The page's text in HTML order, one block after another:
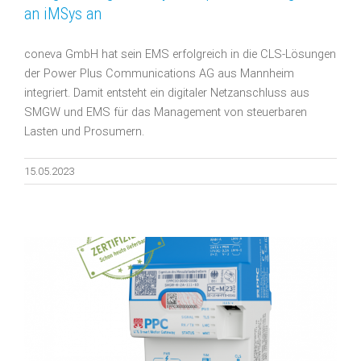
an iMSys an
coneva GmbH hat sein EMS erfolgreich in die CLS-Lösungen
der Power Plus Communications AG aus Mannheim
integriert. Damit entsteht ein digitaler Netzanschluss aus
SMGW und EMS für das Management von steuerbaren
Lasten und Prosumern.
15.05.2023